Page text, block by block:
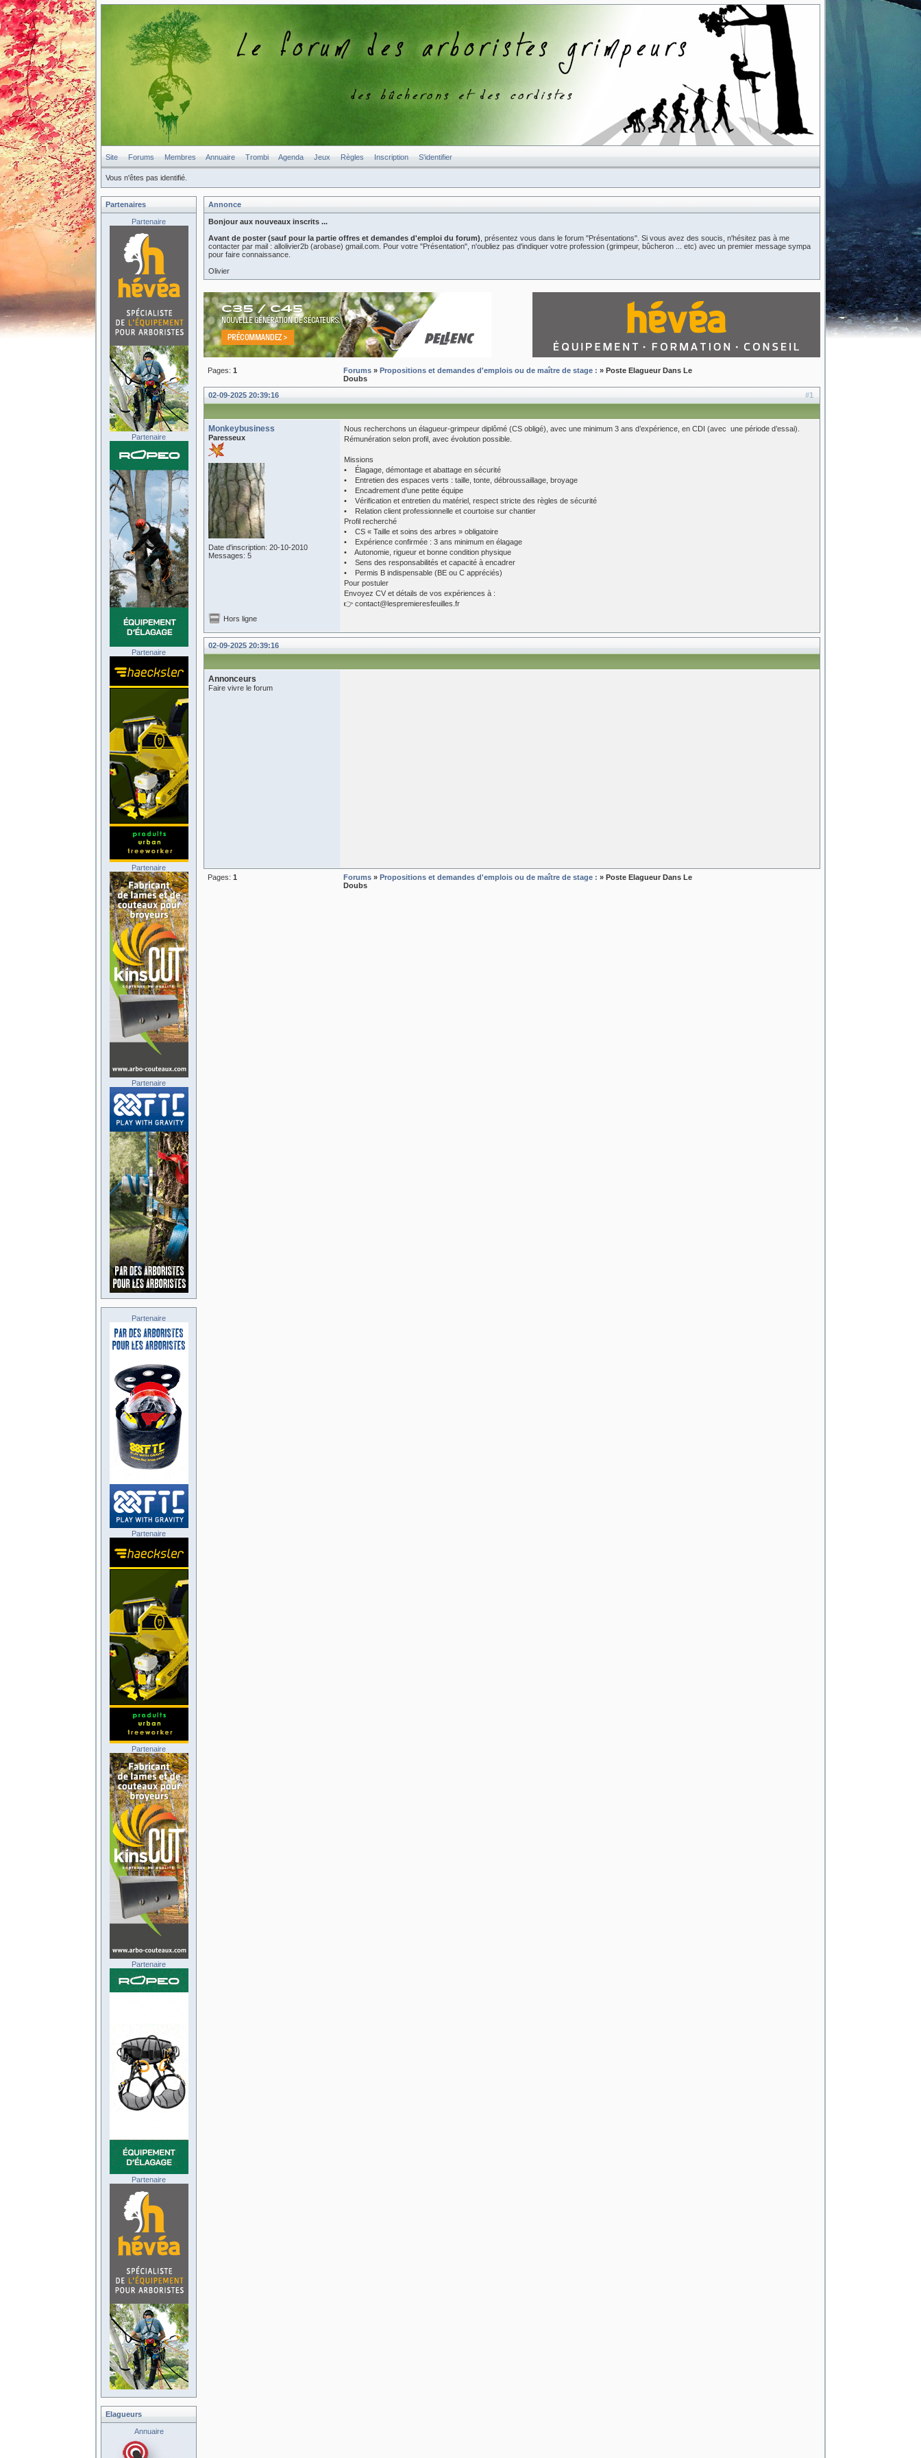
Site Forums Membres Annuaire Trombi Agenda Jeux Règles Inscription S'identifier
Vous n'êtes pas identifié.
Annonce
Bonjour aux nouveaux inscrits ...
Avant de poster (sauf pour la partie offres et demandes d'emploi du forum) , présentez vous dans le forum "Présentations". Si vous avez des soucis, n'hésitez pas à me
contacter par mail : allolivier2b (arobase) gmail.com. Pour votre "Présentation", n'oubliez pas d'indiquer votre profession (grimpeur, bûcheron ... etc) avec un premier message sympa
pour faire connaissance.
Olivier
Pages: 1 Forums » Propositions et demandes d'emplois ou de maître de stage : » Poste Elagueur Dans Le
Doubs
#1
02-09-2025 20:39:16
Monkeybusiness
Paresseux
Date d'inscription: 20-10-2010
Messages: 5
Nous recherchons un élagueur-grimpeur diplômé (CS obligé), avec une minimum 3 ans d’expérience, en CDI (avec une période d’essai).
Rémunération selon profil, avec évolution possible.
Missions
• Élagage, démontage et abattage en sécurité
• Entretien des espaces verts : taille, tonte, débroussaillage, broyage
• Encadrement d’une petite équipe
• Vérification et entretien du matériel, respect stricte des règles de sécurité
• Relation client professionnelle et courtoise sur chantier
Profil recherché
• CS « Taille et soins des arbres » obligatoire
• Expérience confirmée : 3 ans minimum en élagage
• Autonomie, rigueur et bonne condition physique
• Sens des responsabilités et capacité à encadrer
• Permis B indispensable (BE ou C appréciés)
Pour postuler
Envoyez CV et détails de vos expériences à :
👉 contact@lespremieresfeuilles.fr
Hors ligne
02-09-2025 20:39:16
Annonceurs
Faire vivre le forum
Pages: 1 Forums » Propositions et demandes d'emplois ou de maître de stage : » Poste Elagueur Dans Le
Doubs
Partenaires
Partenaire
Partenaire
Partenaire
Partenaire
Partenaire
Partenaire
Partenaire
Partenaire
Partenaire
Partenaire
Elagueurs
Annuaire